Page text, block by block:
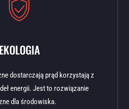
EKOLOGIA
dostarczają prąd korzystają z
energii. Jest to rozwiązanie
dla środowiska.